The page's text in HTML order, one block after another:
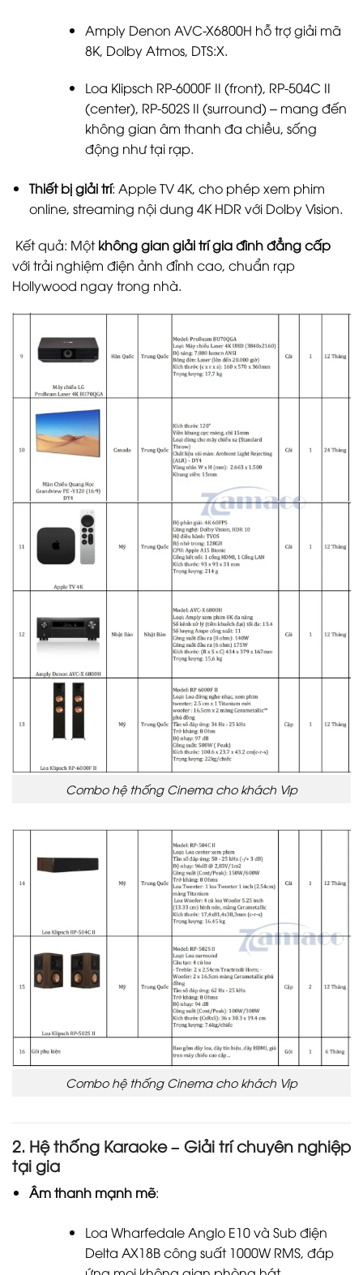
Amply Denon AVC-X6800H hỗ trợ giải mã
8K, Dolby Atmos, DTS:X.
Loa Klipsch RP-6000F II (front), RP-504C II
(center), RP-502S II (surround) – mang đến
không gian âm thanh đa chiều, sống
động như tại rạp.
Thiết bị giải trí: Apple TV 4K, cho phép xem phim
online, streaming nội dung 4K HDR với Dolby Vision.
Kết quả: Mộtkhông gian giải trí gia đình đẳng cấp
với trải nghiệm điện ảnh đỉnh cao, chuẩn rạp
Hollywood ngay trong nhà.
Combo hệ thống Cinema cho khách Vip
Combo hệ thống Cinema cho khách Vip
2. Hệ thống Karaoke – Giải trí chuyên nghiệp
tại gia
Âm thanh mạnh mẽ:
Loa Wharfedale Anglo E10 và Sub điện
Delta AX18B công suất 1000W RMS, đáp